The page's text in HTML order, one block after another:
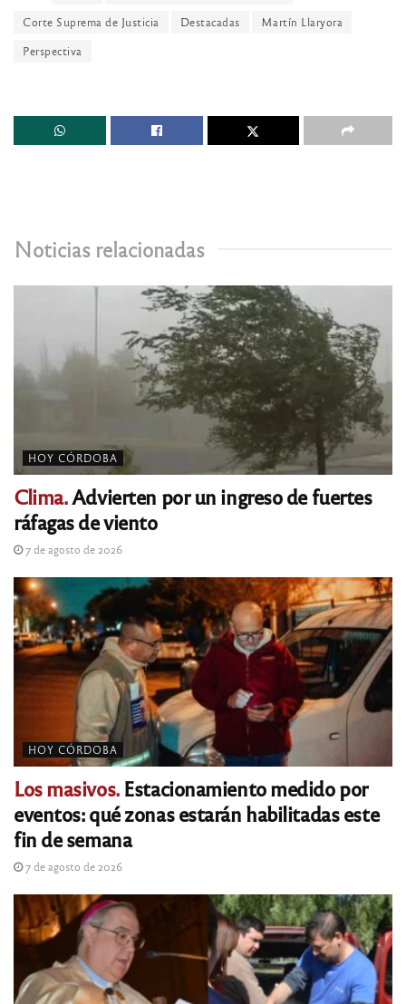
Corte Suprema de Justicia
Destacadas
Martín Llaryora
Perspectiva
Noticias relacionadas
HOY CÓRDOBA
Clima.Advierten por un ingreso de fuertes
ráfagas de viento
7 de agosto de 2026
HOY CÓRDOBA
Los masivos.Estacionamiento medido por
eventos: qué zonas estarán habilitadas este
fin de semana
7 de agosto de 2026